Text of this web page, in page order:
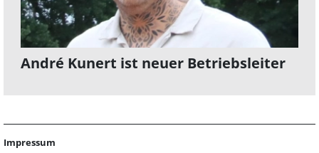
André Kunert ist neuer Betriebsleiter
Impressum